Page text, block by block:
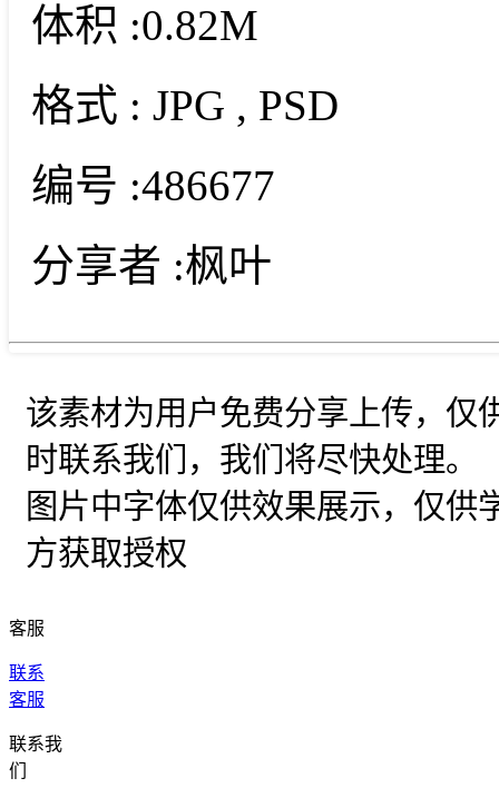
体积 :0.82M
格式 : JPG , PSD
编号 :486677
分享者 :枫叶
该素材为用户免费分享上传，仅
时联系我们，我们将尽快处理。
图片中字体仅供效果展示，仅供
方获取授权
客服
联系
客服
联系我
们